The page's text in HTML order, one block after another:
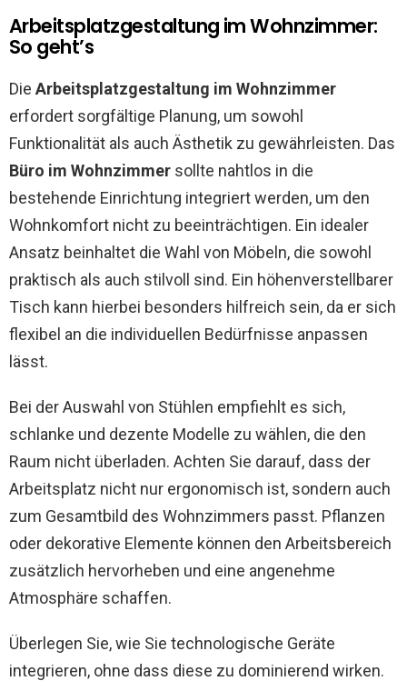
Arbeitsplatzgestaltung im Wohnzimmer:
So geht’s
Die Arbeitsplatzgestaltung im Wohnzimmer
erfordert sorgfältige Planung, um sowohl
Funktionalität als auch Ästhetik zu gewährleisten. Das
Büro im Wohnzimmer sollte nahtlos in die
bestehende Einrichtung integriert werden, um den
Wohnkomfort nicht zu beeinträchtigen. Ein idealer
Ansatz beinhaltet die Wahl von Möbeln, die sowohl
praktisch als auch stilvoll sind. Ein höhenverstellbarer
Tisch kann hierbei besonders hilfreich sein, da er sich
flexibel an die individuellen Bedürfnisse anpassen
lässt.
Bei der Auswahl von Stühlen empfiehlt es sich,
schlanke und dezente Modelle zu wählen, die den
Raum nicht überladen. Achten Sie darauf, dass der
Arbeitsplatz nicht nur ergonomisch ist, sondern auch
zum Gesamtbild des Wohnzimmers passt. Pflanzen
oder dekorative Elemente können den Arbeitsbereich
zusätzlich hervorheben und eine angenehme
Atmosphäre schaffen.
Überlegen Sie, wie Sie technologische Geräte
integrieren, ohne dass diese zu dominierend wirken.